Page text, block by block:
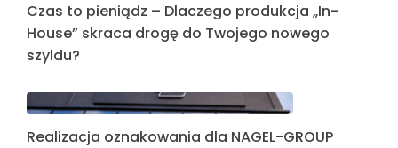
Czas to pieniądz – Dlaczego produkcja „In-
House” skraca drogę do Twojego nowego
szyldu?
Realizacja oznakowania dla NAGEL-GROUP